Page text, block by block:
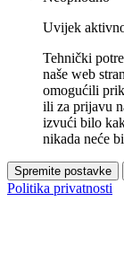
Uvijek
Tehnički
naše web
omogućili
ili za prijavu
izvući bilo
nikada neće
Spremite postavke
Politika privatnosti